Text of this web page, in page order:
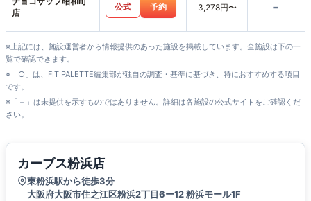
店
公式 予約 3,278円〜 -
※上記には、施設運営者から情報提供のあった施設を掲載しています。全施設は下の一
覧で確認できます。
※「○」は、FIT PALETTE編集部が独自の調査・基準に基づき、特におすすめする項目
です。
※「－」は未提供を示すものではありません。詳細は各施設の公式サイトをご確認くだ
さい。
カーブス粉浜店
東粉浜駅から徒歩3分
大阪府大阪市住之江区粉浜2丁目6ー12 粉浜モール1F